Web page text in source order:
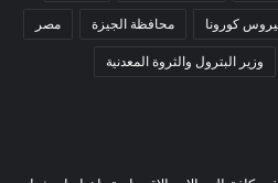
كورونا محافظة الجيزة مصر
وزير البترول والثروة المعدنية